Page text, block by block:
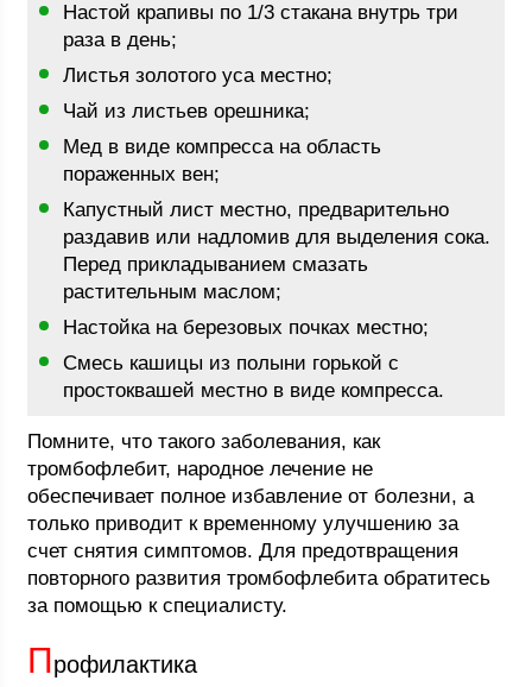
Настой крапивы по 1/3 стакана внутрь три
раза в день;
Листья золотого уса местно;
Чай из листьев орешника;
Мед в виде компресса на область
пораженных вен;
Капустный лист местно, предварительно
раздавив или надломив для выделения сока.
Перед прикладыванием смазать
растительным маслом;
Настойка на березовых почках местно;
Смесь кашицы из полыни горькой с
простоквашей местно в виде компресса.
Помните, что такого заболевания, как
тромбофлебит, народное лечение не
обеспечивает полное избавление от болезни, а
только приводит к временному улучшению за
счет снятия симптомов. Для предотвращения
повторного развития тромбофлебита обратитесь
за помощью к специалисту.
Профилактика